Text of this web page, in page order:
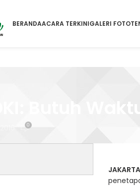
BERANDAACARA TERKINIGALERI FOTO
Butuh
0
JAKARTA